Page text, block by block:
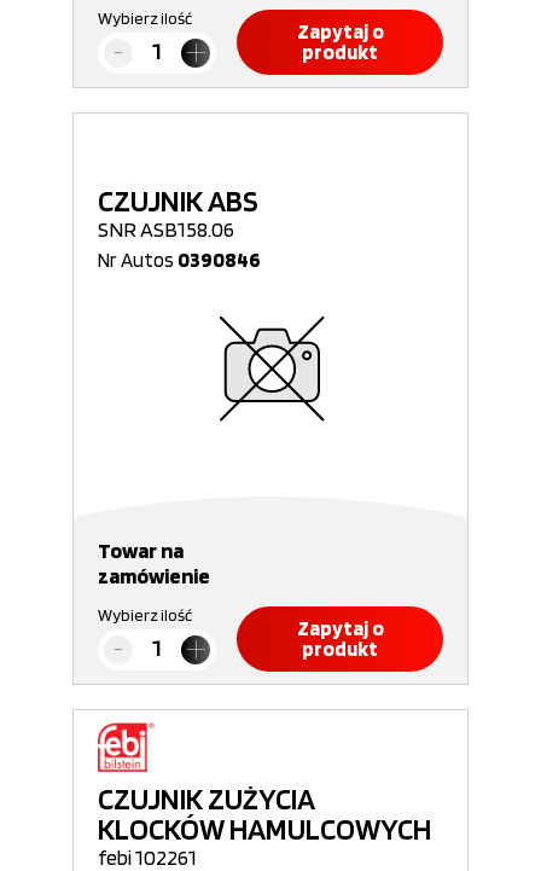
Wybierz ilość
Zapytaj o
produkt
CZUJNIK ABS
SNR ASB158.06
Nr Autos 0390846
Towar na
zamówienie
Wybierz ilość
Zapytaj o
produkt
CZUJNIK ZUŻYCIA
KLOCKÓW HAMULCOWYCH
febi 102261